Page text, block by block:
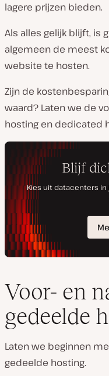
lagere prijzen bieden.
Als alles gelijk blijft, is
algemeen de meest
website te hosten.
Zijn de
waard? Laten we de
hosting en dedicated
Voor- en
gedeelde
Laten we beginnen
gedeelde hosting.